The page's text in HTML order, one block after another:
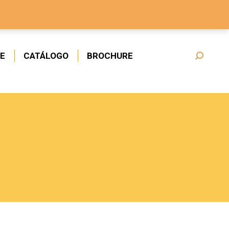
CATÁLOGO BROCHURE